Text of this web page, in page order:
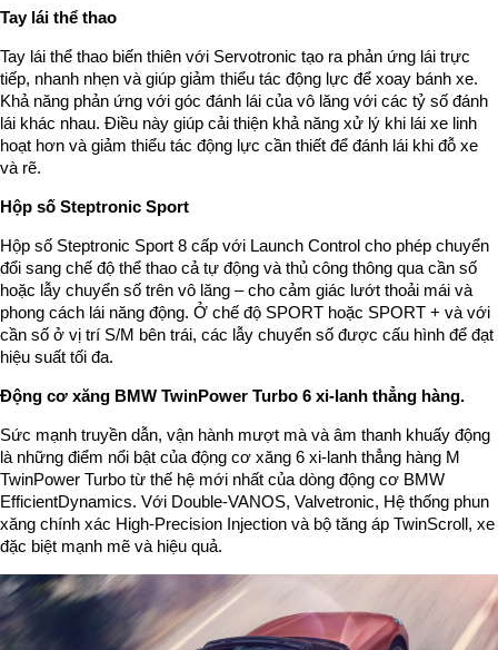
Tay lái thể thao
Tay lái thể thao biến thiên với Servotronic tạo ra phản ứng lái trực
tiếp, nhanh nhẹn và giúp giảm thiểu tác động lực để xoay bánh xe.
Khả năng phản ứng với góc đánh lái của vô lăng với các tỷ số đánh
lái khác nhau. Điều này giúp cải thiện khả năng xử lý khi lái xe linh
hoạt hơn và giảm thiểu tác động lực cần thiết để đánh lái khi đỗ xe
và rẽ.
Hộp số Steptronic Sport
Hộp số Steptronic Sport 8 cấp với Launch Control cho phép chuyển
đổi sang chế độ thể thao cả tự động và thủ công thông qua cần số
hoặc lẫy chuyển số trên vô lăng – cho cảm giác lướt thoải mái và
phong cách lái năng động. Ở chế độ SPORT hoặc SPORT + và với
cần số ở vị trí S/M bên trái, các lẫy chuyển số được cấu hình để đạt
hiệu suất tối đa.
Động cơ xăng BMW TwinPower Turbo 6 xi-lanh thẳng hàng.
Sức mạnh truyền dẫn, vận hành mượt mà và âm thanh khuấy động
là những điểm nổi bật của động cơ xăng 6 xi-lanh thẳng hàng M
TwinPower Turbo từ thế hệ mới nhất của dòng động cơ BMW
EfficientDynamics. Với Double-VANOS, Valvetronic, Hệ thống phun
xăng chính xác High-Precision Injection và bộ tăng áp TwinScroll, xe
đặc biệt mạnh mẽ và hiệu quả.